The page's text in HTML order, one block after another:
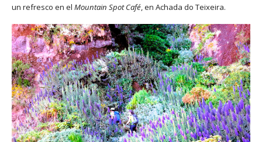
un refresco en el Mountain Spot Café, en Achada do Teixeira.